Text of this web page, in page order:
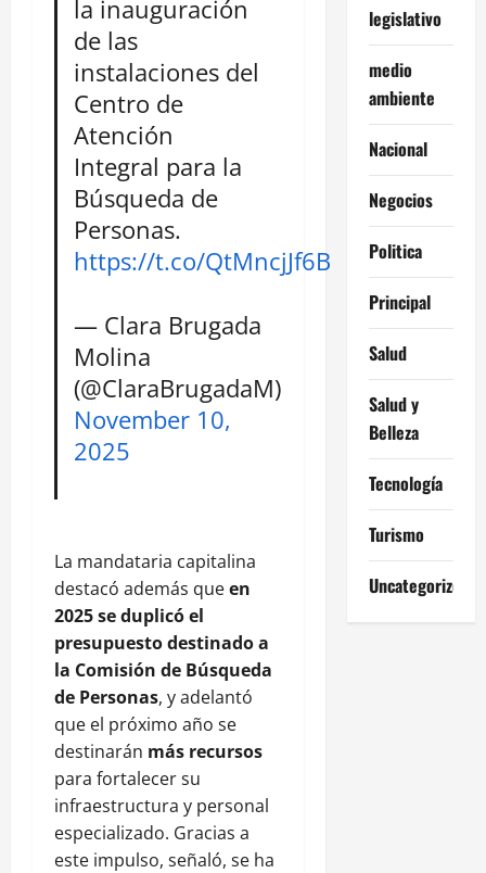
la inauguración
de las
instalaciones del
Centro de
Atención
Integral para la
Búsqueda de
Personas.
https://t.co/QtMncjJf6B
— Clara Brugada
Molina
(@ClaraBrugadaM)
November 10,
2025
La mandataria capitalina
destacó además queen
2025 se duplicó el
presupuesto destinado a
la Comisión de Búsqueda
de Personas, y adelantó
que el próximo año se
destinarán más recursos
para fortalecer su
infraestructura y personal
especializado. Gracias a
este impulso, señaló, se ha
legislativo
medio
ambiente
Nacional
Negocios
Politica
Principal
Salud
Salud y
Belleza
Tecnología
Turismo
Uncategorized